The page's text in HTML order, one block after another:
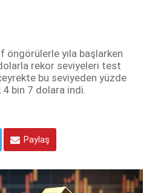
öngörülerle yıla başlarken
rekor seviyeleri test
bu seviyeden yüzde
bin 7 dolara indi.
Paylaş